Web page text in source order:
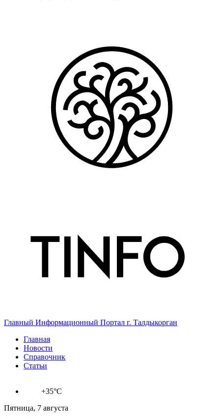
Главный Информационный Портал г. Талдыкорган
Главная
Новости
Справочник
Статьи
+35°C
Пятница, 7 августа